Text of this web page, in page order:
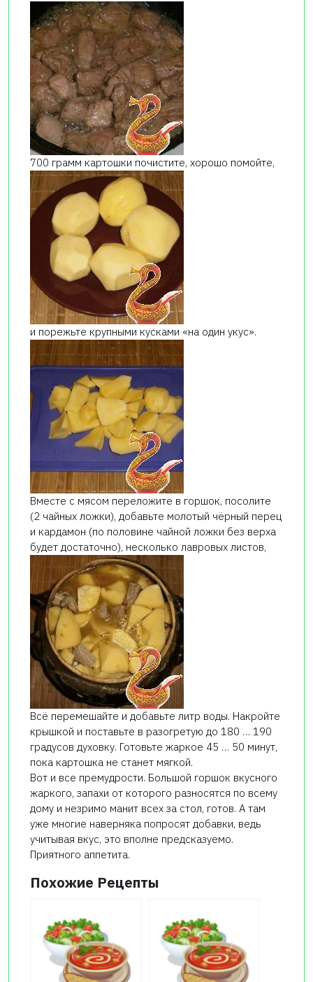
700 грамм картошки почистите, хорошо помойте,
и порежьте крупными кусками «на один укус».
Вместе с мясом переложите в горшок, посолите
(2 чайных ложки), добавьте молотый чёрный перец
и кардамон (по половине чайной ложки без верха
будет достаточно), несколько лавровых листов,
Всё перемешайте и добавьте литр воды. Накройте
крышкой и поставьте в разогретую до 180 … 190
градусов духовку. Готовьте жаркое 45 … 50 минут,
пока картошка не станет мягкой.
Вот и все премудрости. Большой горшок вкусного
жаркого, запахи от которого разносятся по всему
дому и незримо манит всех за стол, готов. А там
уже многие наверняка попросят добавки, ведь
учитывая вкус, это вполне предсказуемо.
Приятного аппетита.
Похожие Рецепты